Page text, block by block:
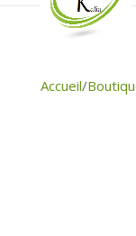
Accueil/